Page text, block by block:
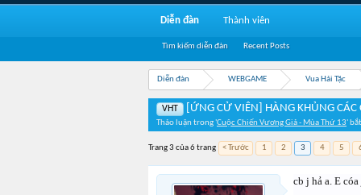
Diễn đàn WEBGAME Vua Hải Tặc
VHT [ỨNG CỬ VIÊN] HÀNG KHỦNG CÁC
Thảo luận trong 'Cuộc Chiến Vương Giả - Mùa Thứ 13'
Trang 3 của 6 trang < Trước 1 2 3 4 5
cb j hả a. E
Diễn đàn
Tìm kiếm diễn đàn Recent Posts
Thành viên